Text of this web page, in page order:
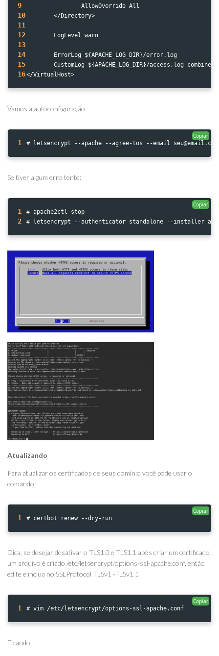
9
                AllowOverride All
10
        </Directory>
11
12
        LogLevel warn
13
14
        ErrorLog ${APACHE_LOG_DIR}/error.log
15
        CustomLog ${APACHE_LOG_DIR}/access.log combined
16</VirtualHost>
Vamos a autoconfiguração.
1 # letsencrypt --apache --agree-tos --email
Copiar
Se tiver algum erro tente:
1 # apache2ctl stop
2 # letsencrypt --authenticator standalone --installer
Copiar
Atualizando
Para atualizar os certificados de seus domínio você pode usar o
comando:
1 # certbot renew --dry-run
Copiar
Dica, se desejar desativar o TLS1.0 e TLS1.1 após criar um certificado
um arquivo é criado /etc/letsencrypt/options-ssl-apache.conf, então
edite e inclua no SSLProtocol TLSv1 -TLSv1.1
1 # vim /etc/letsencrypt/options-ssl-apache.conf
Copiar
Ficando